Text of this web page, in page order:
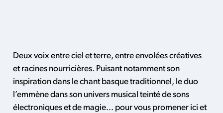
Deux voix entre ciel et terre, entre envolées créatives
et racines nourricières. Puisant notamment son
inspiration dans le chant basque traditionnel, le duo
l’emmène dans son univers musical teinté de sons
électroniques et de magie... pour vous promener ici et